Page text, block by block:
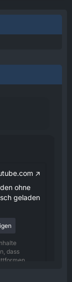
ohne
geladen
dass